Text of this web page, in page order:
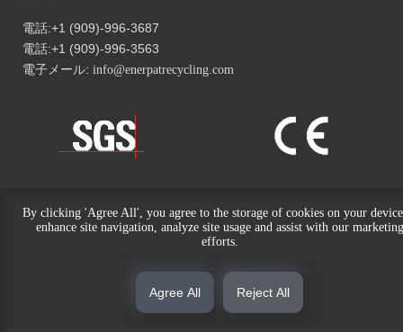
電話:+1 (909)-996-3687
電話:+1 (909)-996-3563
電子メール: info@enerpatrecycling.com
クイックナビゲーション
By clicking 'Agree All', you agree to the storage of cookies on your
enhance site navigation, analyze site usage and assist with our marketing
efforts.
Agree All Reject All